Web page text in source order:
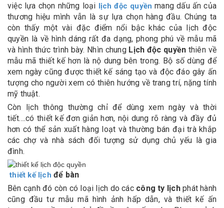
việc lựa chọn những loại lịch độc quyền mang dấu ấn của
thương hiệu mình vẫn là sự lựa chọn hàng đầu. Chúng ta
còn thấy một vài đặc điểm nổi bậc khác của lịch độc
quyền là về hình dáng rất đa dạng, phong phú về mẫu mã
và hình thức trình bày. Nhìn chung Lịch độc quyền thiên về
mẫu mã thiết kế hơn là nộ dung bên trong. Bộ số dùng để
xem ngày cũng được thiết kế sáng tạo và độc đáo gây ấn
tượng cho người xem có thiên hướng về trang trí, nặng tính
mỹ thuật.
Còn lịch thông thường chỉ để dùng xem ngày và thời
tiết….có thiết kế đơn giản hơn, nội dung rõ ràng và đầy đủ
hơn có thể sản xuất hàng loạt và thường bán đại trà khắp
các chợ và nhà sách đối tượng sử dụng chủ yếu là gia
đình.
thiết kế lịch để bàn
Bên cạnh đó còn có loại lịch do các công ty lịchphát hành
cũng đầu tư mẫu mã hình ảnh hấp dẫn, và thiết kế ấn